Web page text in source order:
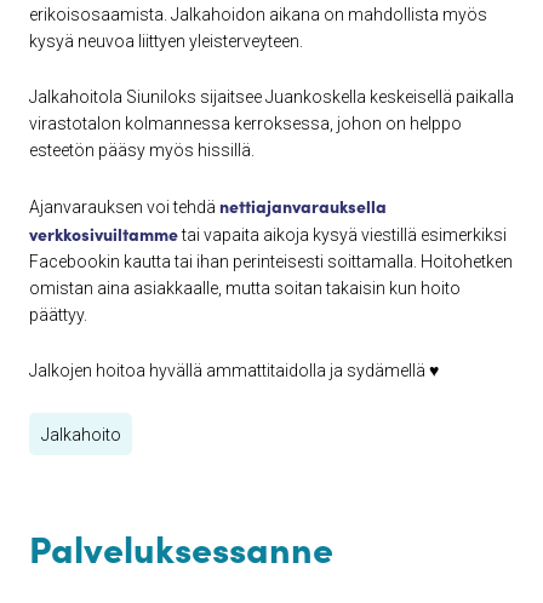
erikoisosaamista. Jalkahoidon aikana on mahdollista myös
kysyä neuvoa liittyen yleisterveyteen.
Jalkahoitola Siuniloks sijaitsee Juankoskella keskeisellä paikalla
virastotalon kolmannessa kerroksessa, johon on helppo
esteetön pääsy myös hissillä.
Ajanvarauksen voi tehdä nettiajanvarauksella
verkkosivuiltammetai vapaita aikoja kysyä viestillä esimerkiksi
Facebookin kautta tai ihan perinteisesti soittamalla. Hoitohetken
omistan aina asiakkaalle, mutta soitan takaisin kun hoito
päättyy.
Jalkojen hoitoa hyvällä ammattitaidolla ja sydämellä ♥
Jalkahoito
Palveluksessanne